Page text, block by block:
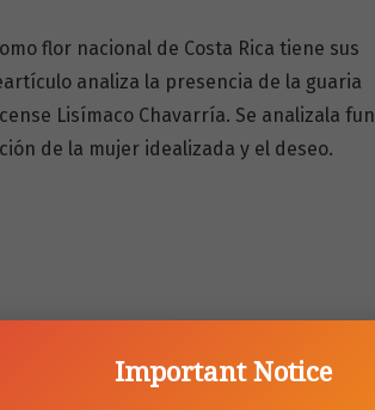
flor nacional de Costa Rica tiene sus
analiza la presencia de la guaria
Lisímaco Chavarría. Se analizala
de la mujer idealizada y el deseo.
Important Notice